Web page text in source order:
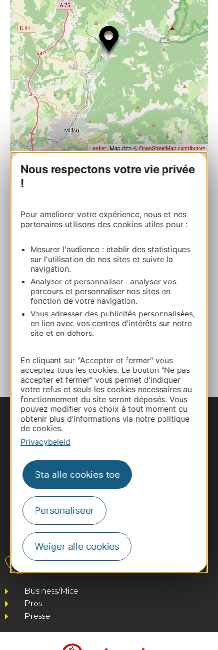
Nous respectons votre vie privée
!
Pour améliorer votre expérience, nous et nos
partenaires utilisons des cookies utiles pour :
Mesurer l'audience : établir des statistiques
sur l'utilisation de nos sites et suivre la
navigation.
Analyser et personnaliser : analyser vos
parcours et personnaliser nos sites en
fonction de votre navigation.
Vous adresser des publicités personnalisées,
en lien avec vos centres d'intérêts sur notre
site et en dehors.
En cliquant sur "Accepter et fermer" vous
acceptez tous les cookies. Le bouton "Ne pas
accepter et fermer" vous permet d'indiquer
votre refus et seuls les cookies nécessaires au
fonctionnement du site seront déposés. Vous
pouvez modifier vos choix à tout moment ou
obtenir plus d'informations via notre politique
de cookies.
Privacybeleid
Sta alle cookies toe
Personaliseer
Weiger alle cookies
Leaflet | Map data © OpenStreetMap contributors
La Grande Maison
180 Rue de la Fontaine de Pinet 12640 LA
Bereken uw route
E-mail
Website
AAN NOTITIEBOEKJE
#VoyageOccitanie
Business/Mice
Pros
Presse